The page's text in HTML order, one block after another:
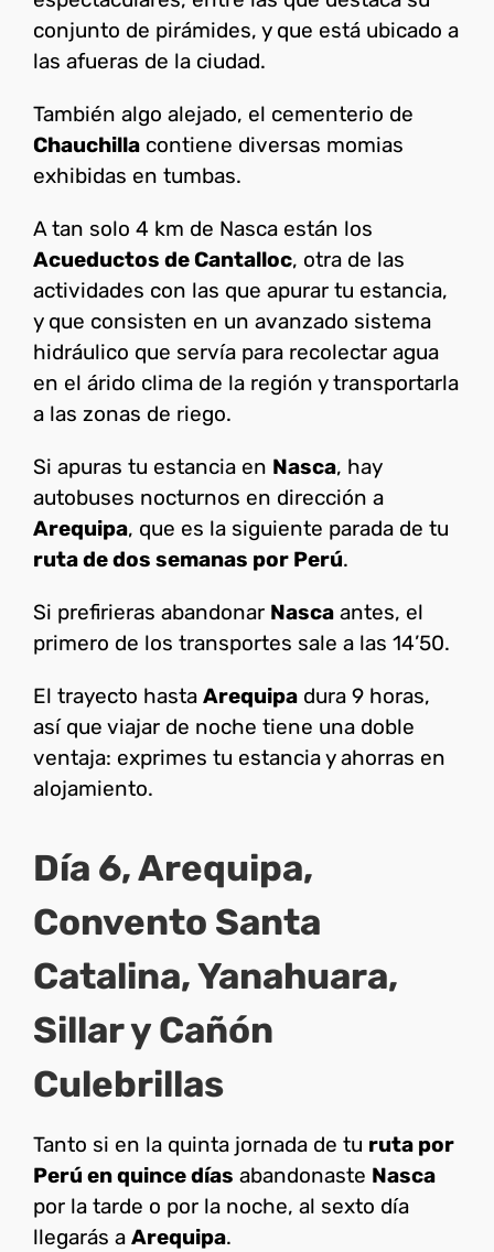
conjunto de pirámides, y que está ubicado a
las afueras de la ciudad.
También algo alejado, el cementerio de
Chauchilla contiene diversas momias
exhibidas en tumbas.
A tan solo 4 km de Nasca están los
Acueductos de Cantalloc, otra de las
actividades con las que apurar tu estancia,
y que consisten en un avanzado sistema
hidráulico que servía para recolectar agua
en el árido clima de la región y transportarla
a las zonas de riego.
Si apuras tu estancia en Nasca, hay
autobuses nocturnos en dirección a
Arequipa, que es la siguiente parada de tu
ruta de dos semanas por Perú.
Si prefirieras abandonar Nasca antes, el
primero de los transportes sale a las 14’50.
El trayecto hasta Arequipa dura 9 horas,
así que viajar de noche tiene una doble
ventaja: exprimes tu estancia y ahorras en
alojamiento.
Día 6, Arequipa,
Convento Santa
Catalina, Yanahuara,
Sillar y Cañón
Culebrillas
Tanto si en la quinta jornada de tu ruta por
Perú en quince días abandonaste Nasca
por la tarde o por la noche, al sexto día
llegarás a Arequipa.